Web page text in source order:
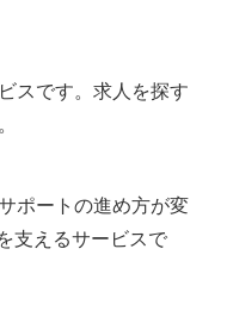
スです。求人を探す
ポートの進め方が変
支えるサービスで